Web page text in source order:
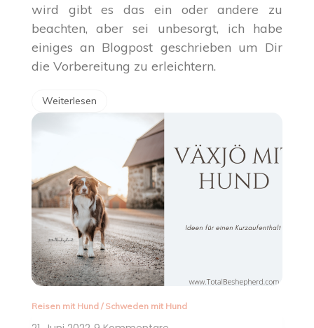
wird gibt es das ein oder andere zu
beachten, aber sei unbesorgt, ich habe
einiges an Blogpost geschrieben um Dir
die Vorbereitung zu erleichtern.
Weiterlesen
Reisen mit Hund / Schweden mit Hund